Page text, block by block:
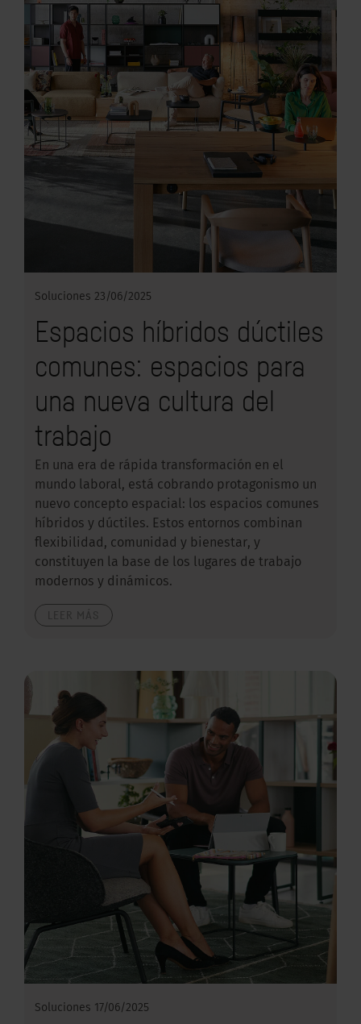
Soluciones 23/06/2025
Espacios híbridos dúctiles
comunes: espacios para
una nueva cultura del
trabajo
En una era de rápida transformación en el
mundo laboral, está cobrando protagonismo un
nuevo concepto espacial: los espacios comunes
híbridos y dúctiles. Estos entornos combinan
flexibilidad, comunidad y bienestar, y
constituyen la base de los lugares de trabajo
modernos y dinámicos.
Soluciones 17/06/2025